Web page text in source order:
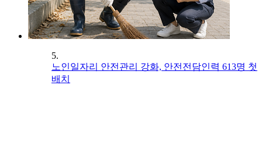
5.
노인일자리 안전관리 강화, 안전전담인력 613명 첫
배치